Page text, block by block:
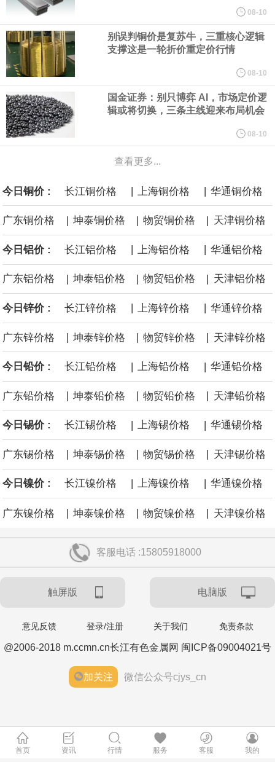
筹本地区用能需求，合理控制开发节奏，根据资源条件加强评估论
证，适度建设接续煤矿。
国家发展改革委、国家能源局印发《煤炭工业发展“十五五”规划》。
其中提到，提高资源开发准入标准。坚持先立后破，统筹煤矿关闭
退出与区域供应保障，按照市场化法治化原则，推动落后产能煤矿
有序退出。西部地区优化生产结构，加快淘汰技术装备差、与生态
敏感区重叠煤矿。东中部地区稳妥推进灾害严重不能有效治理、资
源枯竭煤矿退出，妥善做好遗留问题处置和职工安置。西南、东北
等地区因地制宜设置政策标准，合理引导资源条件差、安全保障程
度低的中小煤矿退出，运用政策引导、市场手段等加快推动长期停
产停建煤矿应退尽退。
伦敦金属交易所(LME)：镍库存持平。
伦敦金属交易所(LME)：铜库存减少4675吨。
8月10日消息，在岸人民币兑美元收盘报6.7442，较上一交易日上
涨59点。
08-10
别误判铜价是复苏牛，三重核心逻辑
支撑这是一轮折价重定价行情
08-10
国金证券：别只博弈 AI，市场定价逻
辑或将切换，三条主线迎来布局机会
08-10
查看更多...
今日铜价 : 长江铜价格 | 上海铜价格 | 华通铜价格
广东铜价格 | 坤泰铜价格 | 物贸铜价格 | 天津铜价格
今日铝价 : 长江铝价格 上海铝价格 华通铝价格
广东铝价格 | 坤泰铝价格 | 物贸铝价格 | 天津铝价格
今日锌价 : 长江锌价格 上海锌价格 华通锌价格
广东锌价格 | 坤泰锌价格 | 物贸锌价格 | 天津锌价格
今日铅价 : 长江铅价格 | 上海铅价格 | 华通铅价格
广东铅价格 坤泰铅价格 物贸铅价格 天津铅价格
今日锡价 : 长江锡价格 | 上海锡价格 | 华通锡价格
广东锡价格 坤泰锡价格 物贸锡价格 天津锡价格
今日镍价 : 长江镍价格 | 上海镍价格 | 华通镍价格
广东镍价格 | 坤泰镍价格 | 物贸镍价格 | 天津镍价格
客服电话 :15805918000
触屏版 电脑版
意见反馈 登录/注册 关于我们 免责条款
@2006-2018 m.ccmn.cn长江有色金属网 闽ICP备09004021号
加关注 微信公众号cjys_cn
首页 资讯 行情 服务 客服 我的